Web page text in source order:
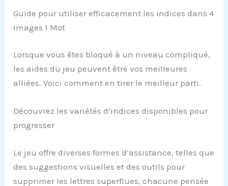
Guide pour utiliser efficacement les indices dans 4
Images 1 Mot
Lorsque vous êtes bloqué à un niveau compliqué,
les aides du jeu peuvent être vos meilleures
alliées. Voici comment en tirer le meilleur parti.
Découvrez les variétés d’indices disponibles pour
progresser
Le jeu offre diverses formes d’assistance, telles que
des suggestions visuelles et des outils pour
supprimer les lettres superflues, chacune pensée